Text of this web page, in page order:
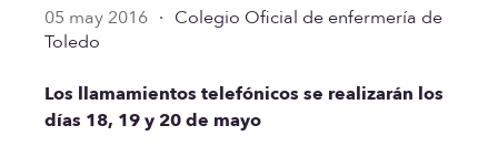
05 may 2016 · Colegio Oficial de enfermería de
Toledo
Los llamamientos telefónicos se realizarán los
días 18, 19 y 20 de mayo